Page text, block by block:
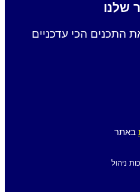
שלנו
התכנים הכי עדכניים
באתר